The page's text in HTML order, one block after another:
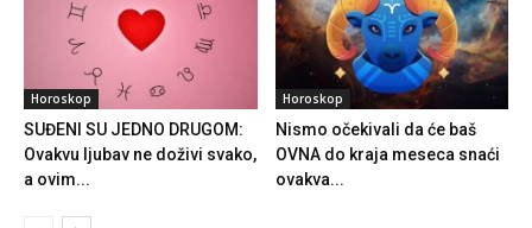
Horoskop
SUĐENI SU JEDNO DRUGOM:
Ovakvu ljubav ne doživi svako,
a ovim...
Horoskop
Nismo očekivali da će baš
OVNA do kraja meseca snaći
ovakva...